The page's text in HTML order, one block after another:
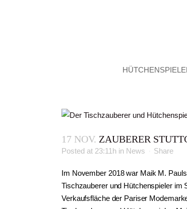
17 NOV. ZAUBERER
Posted at 23:11h in News Share
Im November 2018 war Maik M.
Tischzauberer und Hütchenspieler im
Verkaufsfläche der Pariser